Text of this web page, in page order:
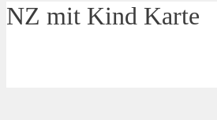
NZ mit Kind Karte